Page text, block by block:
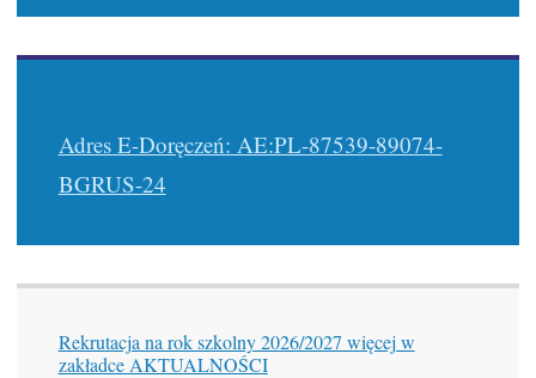
Adres E-Doręczeń: AE:PL-87539-89074-
BGRUS-24
Rekrutacja na rok szkolny 2026/2027 więcej w
zakładce AKTUALNOŚCI